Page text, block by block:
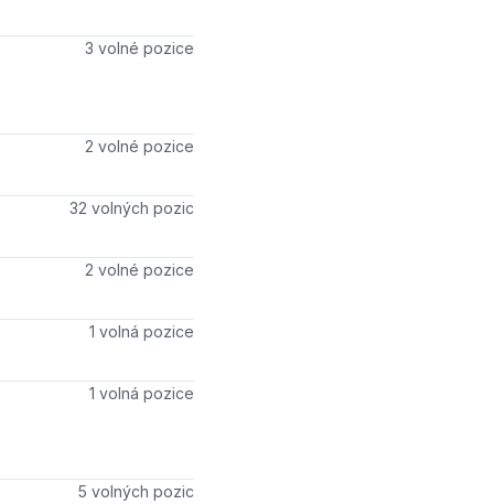
Počet volných míst
3 volné pozice
Počet volných míst
2 volné pozice
Počet volných míst
32 volných pozic
Počet volných míst
2 volné pozice
Počet volných míst
1 volná pozice
Počet volných míst
1 volná pozice
Počet volných míst
5 volných pozic